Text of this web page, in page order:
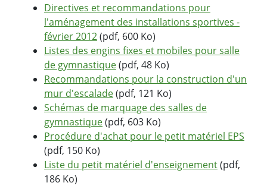
Directives et recommandations pour
l'aménagement des installations sportives -
février 2012(pdf, 600 Ko)
Listes des engins fixes et mobiles pour salle
de gymnastique(pdf, 48 Ko)
Recommandations pour la construction d'un
mur d'escalade(pdf, 121 Ko)
Schémas de marquage des salles de
gymnastique(pdf, 603 Ko)
Procédure d'achat pour le petit matériel EPS
(pdf, 150 Ko)
Liste du petit matériel d'enseignement(pdf,
186 Ko)